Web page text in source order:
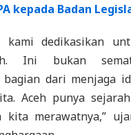
kepada Badan
kami dedikasikan
Ini bukan
dari menjaga
Aceh punya
kita merawatnya,”